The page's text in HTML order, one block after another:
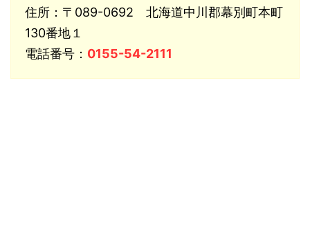
住所：〒089-0692 北海道中川郡幕別町本町
130番地１
電話番号： 0155-54-2111